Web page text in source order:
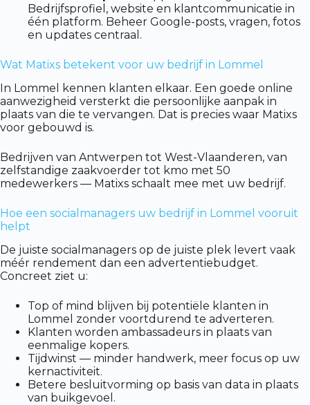
Bedrijfsprofiel, website en klantcommunicatie in
één platform. Beheer Google-posts, vragen, fotos
en updates centraal.
Wat Matixs betekent voor uw bedrijf in Lommel
In Lommel kennen klanten elkaar. Een goede online
aanwezigheid versterkt die persoonlijke aanpak in
plaats van die te vervangen. Dat is precies waar Matixs
voor gebouwd is.
Bedrijven van Antwerpen tot West-Vlaanderen, van
zelfstandige zaakvoerder tot kmo met 50
medewerkers — Matixs schaalt mee met uw bedrijf.
Hoe een socialmanagers uw bedrijf in Lommel vooruit
helpt
De juiste socialmanagers op de juiste plek levert vaak
méér rendement dan een advertentiebudget.
Concreet ziet u:
Top of mind blijven bij potentiële klanten in
Lommel zonder voortdurend te adverteren.
Klanten worden ambassadeurs in plaats van
eenmalige kopers.
Tijdwinst — minder handwerk, meer focus op uw
kernactiviteit.
Betere besluitvorming op basis van data in plaats
van buikgevoel.